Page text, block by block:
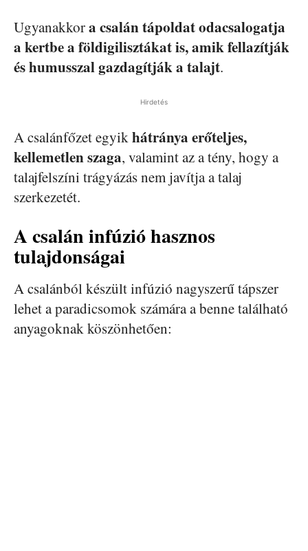
Ugyanakkora csalán tápoldat odacsalogatja
a kertbe a földigilisztákat is, amik fellazítják
és humusszal gazdagítják a talajt.
Hirdetés
A csalánfőzet egyikhátránya erőteljes,
kellemetlen szaga, valamint az a tény, hogy a
talajfelszíni trágyázás nem javítja a talaj
szerkezetét.
A csalán infúzió hasznos
tulajdonságai
A csalánból készült infúzió nagyszerű tápszer
lehet a paradicsomok számára a benne található
anyagoknak köszönhetően: